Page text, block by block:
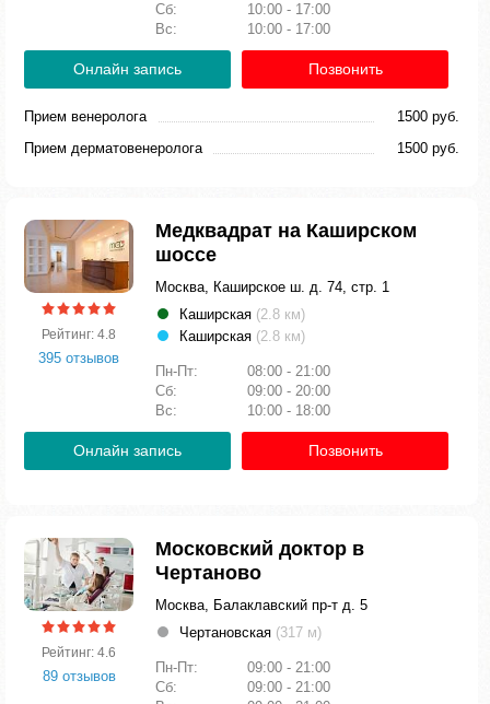
Сб:
10:00 - 17:00
Вс:
10:00 - 17:00
Онлайн запись Позвонить
Прием венеролога
1500 руб.
Прием дерматовенеролога
1500 руб.
Рейтинг: 4.8
395 отзывов
Медквадрат на Каширском
шоссе
Москва, Каширское ш. д. 74, стр. 1
Каширская (2.8 км)
Каширская (2.8 км)
Пн-Пт:
08:00 - 21:00
Сб:
09:00 - 20:00
Вс:
10:00 - 18:00
Онлайн запись Позвонить
Рейтинг: 4.6
89 отзывов
Московский доктор в
Чертаново
Москва, Балаклавский пр-т д. 5
Чертановская (317 м)
Пн-Пт:
09:00 - 21:00
Сб:
09:00 - 21:00